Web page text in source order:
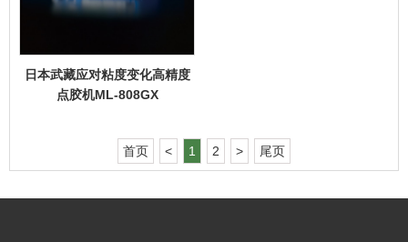
日本武藏应对粘度变化高精度
点胶机ML-808GX
首页 < 1 2 > 尾页